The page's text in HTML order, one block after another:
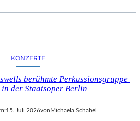
KONZERTE
berühmte Perkussionsgruppe
der Staatsoper Berlin
15. Juli 2026vonMichaela Schabel